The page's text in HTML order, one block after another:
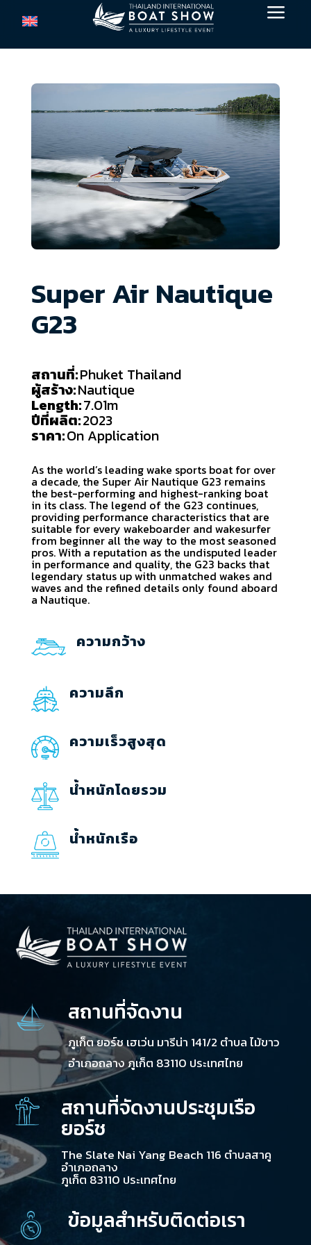
a
Super Air Nautique
G23
สถานที่:Phuket Thailand
ผู้สร้าง:Nautique
Length:7.01m
ปีที่ผลิต:2023
ราคา:On Application
As the world’s leading wake sports boat for over
a decade, the Super Air Nautique G23 remains
the best-performing and highest-ranking boat
in its class. The legend of the G23 continues,
providing performance characteristics that are
suitable for every wakeboarder and wakesurfer
from beginner all the way to the most seasoned
pros. With a reputation as the undisputed leader
in performance and quality, the G23 backs that
legendary status up with unmatched wakes and
waves and the refined details only found aboard
a Nautique.
ความกว้าง
ความลึก
ความเร็วสูงสุด
น้ำหนักโดยรวม
น้ำหนักเรือ
สถานที่จัดงาน
ภูเก็ต ยอร์ช เฮเว่น มารีน่า 141/2 ตำบล ไม้ขาว
อำเภอถลาง ภูเก็ต 83110 ประเทศไทย
สถานที่จัดงานประชุมเรือ
ยอร์ช
The Slate Nai Yang Beach 116 ตำบลสาคู
อำเภอถลาง
ภูเก็ต 83110 ประเทศไทย
ข้อมูลสำหรับติดต่อเรา